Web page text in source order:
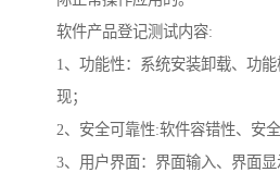
软件产品登记测试内容:
1、功能性：系统安装卸载、功
现；
2、安全可靠性:软件容错性、安
3、用户界面：界面输入、界面显